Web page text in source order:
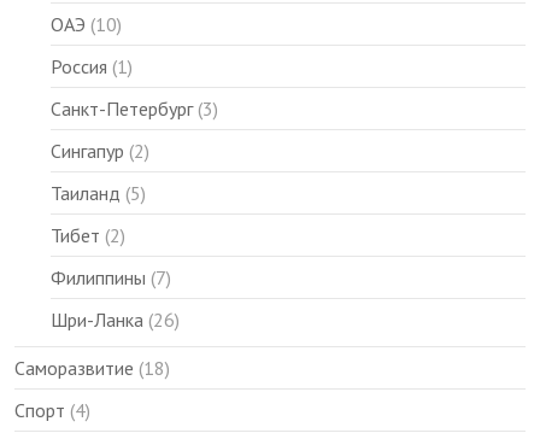
ОАЭ (10)
Россия (1)
Санкт-Петербург(3)
Сингапур (2)
Таиланд (5)
Тибет (2)
Филиппины (7)
Шри-Ланка (26)
Саморазвитие (18)
Спорт (4)